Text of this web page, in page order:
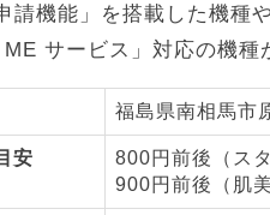
請機能」を搭載した機種
サービス」対応の機種
福島県南相馬市
安
800円前後（ス
900円前後（肌